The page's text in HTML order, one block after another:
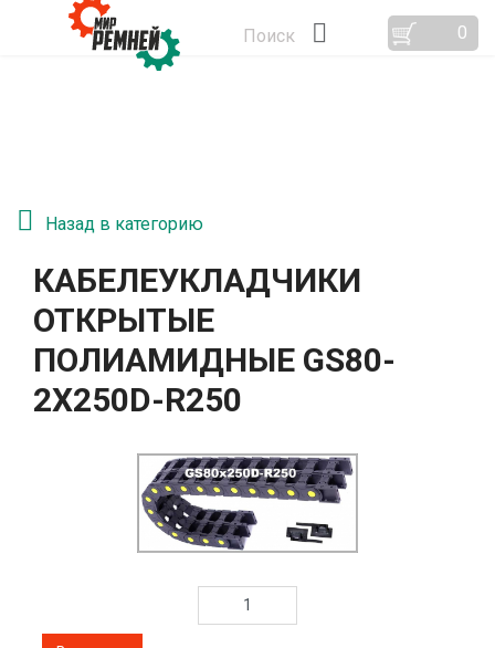
Поиск 0
Назад в категорию
КАБЕЛЕУКЛАДЧИКИ
ОТКРЫТЫЕ
ПОЛИАМИДНЫЕ GS80-
2Х250D-R250